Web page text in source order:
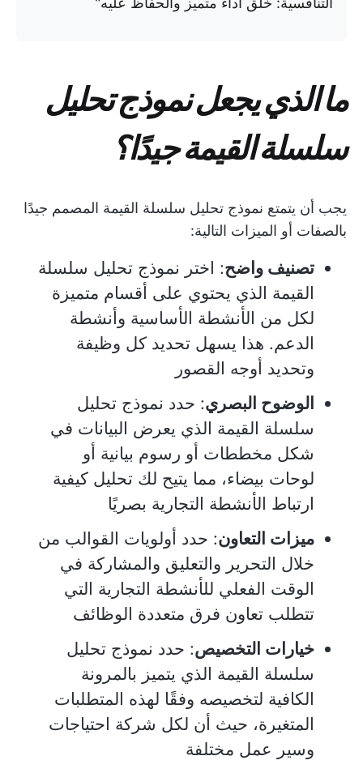
ما الذي يجعل نموذج تحليل
سلسلة القيمة جيدًا؟
يجب أن يتمتع نموذج تحليل سلسلة القيمة المصمم جيدًا
بالصفات أو الميزات التالية:
تصنيف واضح: اختر نموذج تحليل سلسلة
القيمة الذي يحتوي على أقسام متميزة
لكل من الأنشطة الأساسية وأنشطة
الدعم. هذا يسهل تحديد كل وظيفة
وتحديد أوجه القصور
الوضوح البصري: حدد نموذج تحليل
سلسلة القيمة الذي يعرض البيانات في
شكل مخططات أو رسوم بيانية أو
لوحات بيضاء، مما يتيح لك تحليل كيفية
ارتباط الأنشطة التجارية بصريًا
ميزات التعاون: حدد أولويات القوالب من
خلال التحرير والتعليق والمشاركة في
الوقت الفعلي للأنشطة التجارية التي
تتطلب تعاون فرق متعددة الوظائف
خيارات التخصيص: حدد نموذج تحليل
سلسلة القيمة الذي يتميز بالمرونة
الكافية لتخصيصه وفقًا لهذه المتطلبات
المتغيرة، حيث أن لكل شركة احتياجات
وسير عمل مختلفة